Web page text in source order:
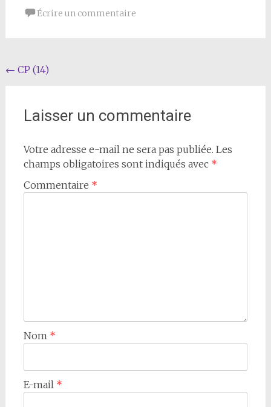
Écrire un commentaire
Navigation
l'article
← CP (14)
Laisser un commentaire
Votre adresse e-mail ne sera pas publiée. Les
champs obligatoires sont indiqués avec *
Commentaire *
Nom *
E-mail *